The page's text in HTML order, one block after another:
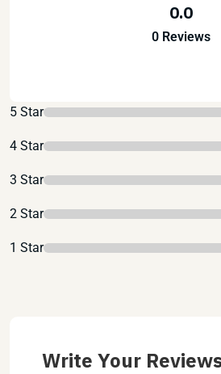
0.0
0 Reviews
5 Star
4 Star
3 Star
2 Star
1 Star
Write Your